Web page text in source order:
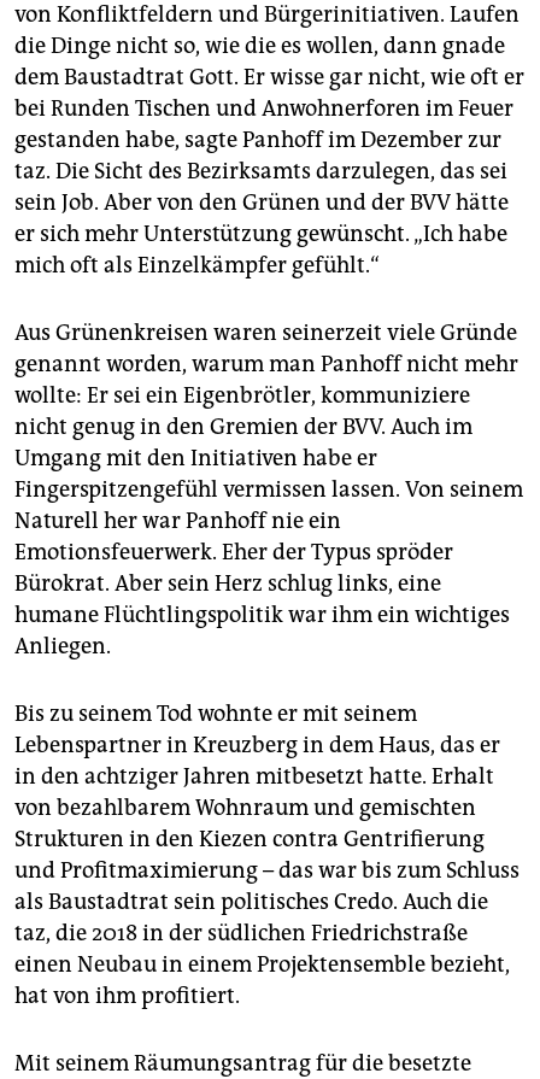
von Konfliktfeldern und Bürgerinitiativen. Laufen
die Dinge nicht so, wie die es wollen, dann gnade
dem Baustadtrat Gott. Er wisse gar nicht, wie oft er
bei Runden Tischen und Anwohnerforen im Feuer
gestanden habe, sagte Panhoff im Dezember zur
taz. Die Sicht des Bezirksamts darzulegen, das sei
sein Job. Aber von den Grünen und der BVV hätte
er sich mehr Unterstützung gewünscht. „Ich habe
mich oft als Einzelkämpfer gefühlt.“
Aus Grünenkreisen waren seinerzeit viele Gründe
genannt worden, warum man Panhoff nicht mehr
wollte: Er sei ein Eigenbrötler, kommuniziere
nicht genug in den Gremien der BVV. Auch im
Umgang mit den Initiativen habe er
Fingerspitzengefühl vermissen lassen. Von seinem
Naturell her war Panhoff nie ein
Emotionsfeuerwerk. Eher der Typus spröder
Bürokrat. Aber sein Herz schlug links, eine
humane Flüchtlingspolitik war ihm ein wichtiges
Anliegen.
Bis zu seinem Tod wohnte er mit seinem
Lebenspartner in Kreuzberg in dem Haus, das er
in den achtziger Jahren mitbesetzt hatte. Erhalt
von bezahlbarem Wohnraum und gemischten
Strukturen in den Kiezen contra Gentrifierung
und Profitmaximierung – das war bis zum Schluss
als Baustadtrat sein politisches Credo. Auch die
taz, die 2018 in der südlichen Friedrichstraße
einen Neubau in einem Projektensemble bezieht,
hat von ihm profitiert.
Mit seinem Räumungsantrag für die besetzte